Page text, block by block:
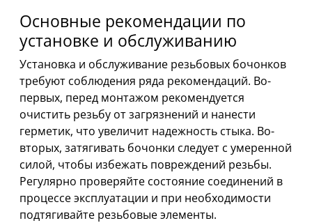
Основные рекомендации по
установке и обслуживанию
Установка и обслуживание резьбовых бочонков
требуют соблюдения ряда рекомендаций. Во-
первых, перед монтажом рекомендуется
очистить резьбу от загрязнений и нанести
герметик, что увеличит надежность стыка. Во-
вторых, затягивать бочонки следует с умеренной
силой, чтобы избежать повреждений резьбы.
Регулярно проверяйте состояние соединений в
процессе эксплуатации и при необходимости
подтягивайте резьбовые элементы.